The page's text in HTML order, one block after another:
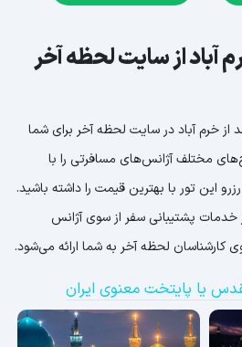
آباد از سایت لحظه آخر
خرم آباد در سایت لحظه آخر برای شما
مختلف آژانس‌های مسافرتی را با
این تور با بهترین قیمت را داشته باشید.
خدمات پشتیبانی سفر از سوی آژانس
کارشناسان لحظه آخر به شما ارائه می‌شود.
یا پایتخت معنوی ایران